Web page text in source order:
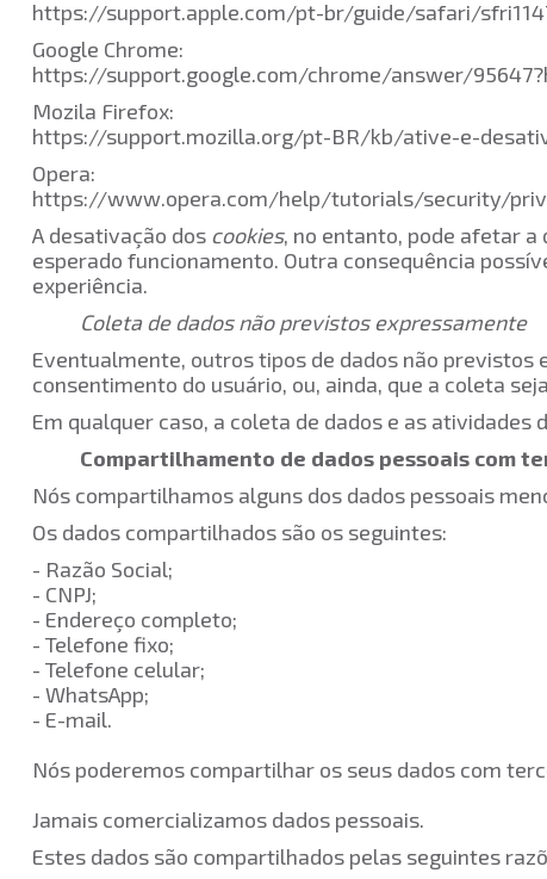
https://support.apple.com/pt-br/guide/safari/
Google Chrome:
https://support.google.com/chrome/answer/
Mozila Firefox:
https://support.mozilla.org/pt-BR/kb/ative-e-
Opera:
https://www.opera.com/help/tutorials/security/
A desativação dos cookies, no entanto, pode afetar
esperado funcionamento. Outra consequência
experiência.
Coleta de dados não previstos expressamente
Eventualmente, outros tipos de dados não previstos
consentimento do usuário, ou, ainda, que a coleta
Em qualquer caso, a coleta de dados e as
Compartilhamento de dados pessoais com
Nós compartilhamos alguns dos dados pessoais
Os dados compartilhados são os seguintes:
- Razão Social;
- CNPJ;
- Endereço completo;
- Telefone fixo;
- Telefone celular;
- WhatsApp;
- E-mail.
Nós poderemos compartilhar os seus dados com
Jamais comercializamos dados pessoais.
Estes dados são compartilhados pelas seguintes